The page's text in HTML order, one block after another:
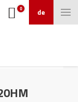
de
0